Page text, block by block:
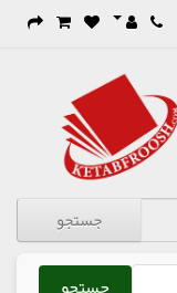
جستجو